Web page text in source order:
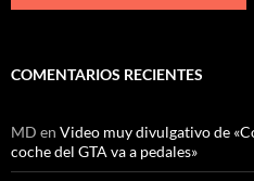
COMENTARIOS RECIENTES
MD en Video muy divulgativo de
coche del GTA va a pedales»